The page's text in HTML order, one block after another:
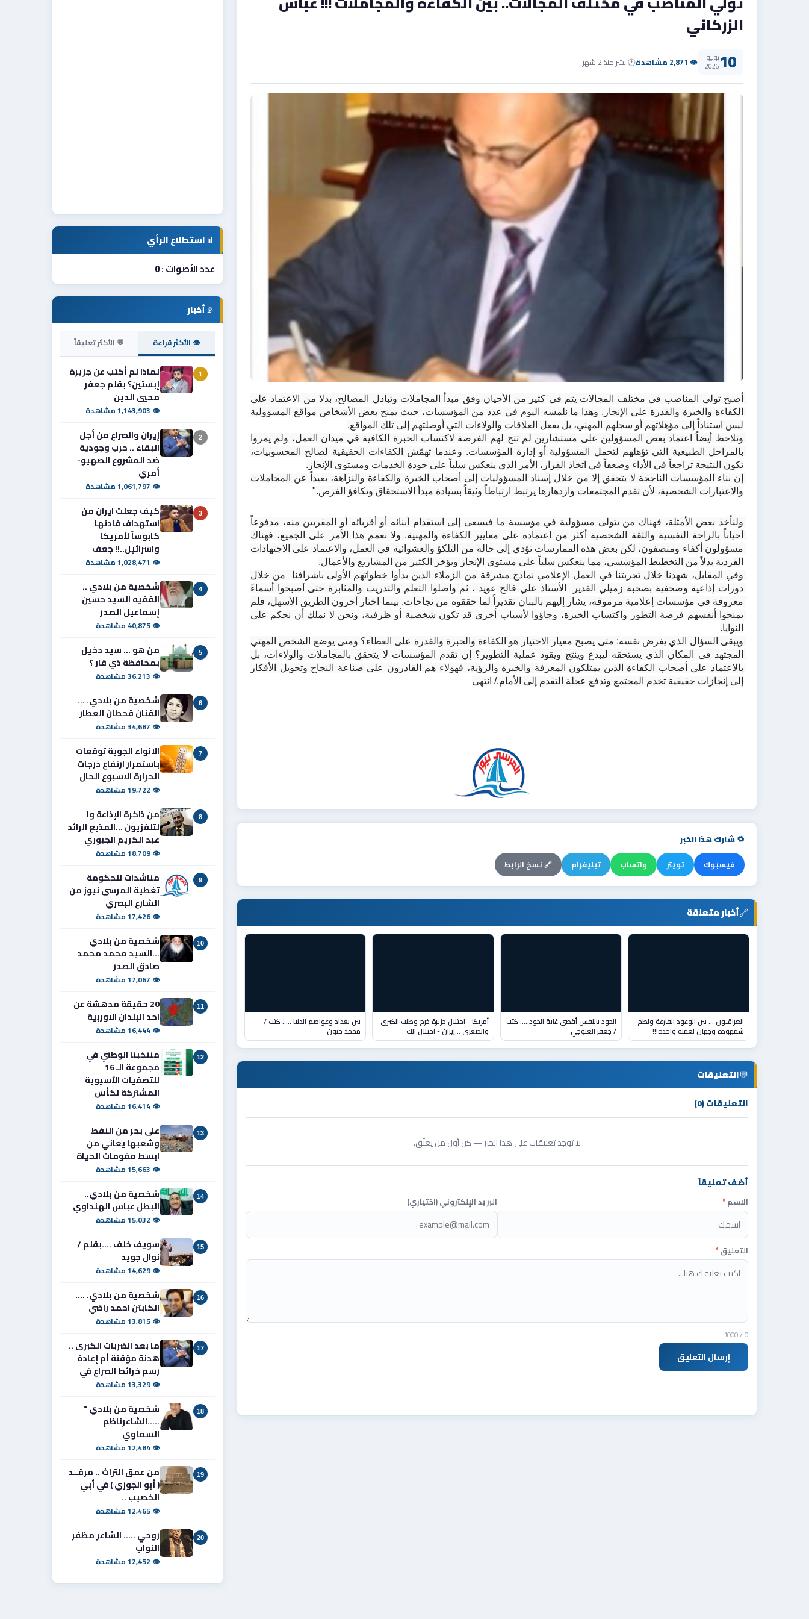
الزركاني
10يونيو
2026 👁 2,871 مشاهدة 🕐 نشر منذ 2 شهر
ليس استناداً إلى مؤهلاتهم أو سجلهم المهني، بل بفعل العلاقات والولاءات التي أوصلتهم إلى تلك المواقع.
تكون النتيجة تراجعاً في الأداء وضعفاً في اتخاذ القرار، الأمر الذي ينعكس سلباً على جودة الخدمات ومستوى الإنجاز.
والاعتبارات الشخصية، لأن تقدم المجتمعات وازدهارها يرتبط ارتباطاً وثيقاً بسيادة مبدأ الاستحقاق وتكافؤ الفرص."
الفردية بدلاً من التخطيط المؤسسي، مما ينعكس سلباً على مستوى الإنجاز ويؤخر الكثير من المشاريع والأعمال.
النوايا.
إلى إنجازات حقيقية تخدم المجتمع وتدفع عجلة التقدم إلى الأمام./ انتهى
🔁 شارك هذا الخبر
فيسبوك تويتر واتساب تيليغرام 🔗 نسخ الرابط
🔗أخبار متعلقة
العراقيون … بين الوعود الفارغة ولطم
شمهوده وجهان لعملة واحدة!!!
الجود بالنفس أقصى غاية الجود….. كتب
/ جعفر العلوجي
أمريكا - احتلال جزيرة خرج وطنب الكبرى
والصغرى …إيران - احتلال الك
بين بغداد وعواصم الدنيا ….. كتب /
محمد حنون
💬التعليقات
التعليقات (0)
لا توجد تعليقات على هذا الخبر — كن أول من يعلّق.
أضف تعليقاً
الاسم* البريد الإلكتروني (اختياري)
التعليق*
0
/ 1000
إرسال التعليق
📊استطلاع الرأي
عدد الأصوات : 0
📡أخبار
👁 الأكثر قراءة 💬 الأكثر تعليقاً
1
لماذا لم أكتب عن جزيرة
إبستين؟ بقلم جعفر
محيي الدين
👁 1,143,903 مشاهدة
2
إيران والصراع من أجل
البقاء .. حرب وجودية
ضد المشروع الصهيو-
أمري
👁 1,061,797 مشاهدة
3
كيف جعلت ايران من
استهداف قادتها
كابوساً لأمريكا
واسرائيل..!! جعف
👁 1,028,471 مشاهدة
4
شخصية من بلادي ..
الفقيه السيد حسين
إسماعيل الصدر
👁 40,875 مشاهدة
5
من هو ... سيد دخيل
بمحافظة ذي قار ؟
👁 36,213 مشاهدة
6
شخصية من بلادي. ...
الفنان قحطان العطار
👁 34,687 مشاهدة
7
الانواء الجوية توقعات
باستمرار ارتفاع درجات
الحرارة الاسبوع الحال
👁 19,722 مشاهدة
8
من ذاكرة الإذاعة وا
لتلفزيون ...المذيع الرائد
عبد الكريم الجبوري
👁 18,709 مشاهدة
9
مناشدات للحكومة
تغطية المرسى نيوز من
الشارع البصري
👁 17,426 مشاهدة
10
شخصية من بلادي
...السيد محمد محمد
صادق الصدر
👁 17,067 مشاهدة
11
20 حقيقة مدهشة عن
احد البلدان الاوربية
👁 16,444 مشاهدة
12
منتخبنا الوطني في
مجموعة الـ 16
للتصفيات الآسيوية
المشتركة لكأس
👁 16,414 مشاهدة
13
على بحر من النفط
وشعبها يعاني من
ابسط مقومات الحياة
👁 15,663 مشاهدة
14
شخصية من بلادي..
البطل عباس الهنداوي
👁 15,032 مشاهدة
15
سويف خلف ....بقلم /
نوال جويد
👁 14,629 مشاهدة
16
شخصية من بلادي. ....
الكابتن احمد راضي
👁 13,815 مشاهدة
17
ما بعد الضربات الكبرى ..
هدنة مؤقتة أم إعادة
رسم خرائط الصراع في
👁 13,329 مشاهدة
18
شخصية من بلادي "
.....الشاعرناظم
السماوي
👁 12,484 مشاهدة
19
من عمق التراث .. مرقــد
( أبو الجوزي ) في أبي
الخصيب ..
👁 12,465 مشاهدة
20
روحي ..... الشاعر مظفر
النواب
👁 12,452 مشاهدة